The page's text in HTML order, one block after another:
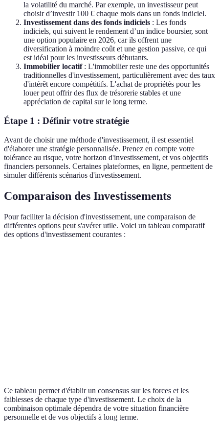
la volatilité du marché. Par exemple, un investisseur peut
choisir d’investir 100 € chaque mois dans un fonds indiciel.
Investissement dans des fonds indiciels : Les fonds
indiciels, qui suivent le rendement d’un indice boursier, sont
une option populaire en 2026, car ils offrent une
diversification à moindre coût et une gestion passive, ce qui
est idéal pour les investisseurs débutants.
Immobilier locatif: L'immobilier reste une des opportunités
traditionnelles d'investissement, particulièrement avec des taux
d'intérêt encore compétitifs. L'achat de propriétés pour les
louer peut offrir des flux de trésorerie stables et une
appréciation de capital sur le long terme.
Étape 1 : Définir votre stratégie
Avant de choisir une méthode d'investissement, il est essentiel
d'élaborer une stratégie personnalisée. Prenez en compte votre
tolérance au risque, votre horizon d'investissement, et vos objectifs
financiers personnels. Certaines plateformes, en ligne, permettent de
simuler différents scénarios d'investissement.
Comparaison des Investissements
Pour faciliter la décision d'investissement, une comparaison de
différentes options peut s'avérer utile. Voici un tableau comparatif
des options d'investissement courantes :
Ce tableau permet d'établir un consensus sur les forces et les
faiblesses de chaque type d'investissement. Le choix de la
combinaison optimale dépendra de votre situation financière
personnelle et de vos objectifs à long terme.